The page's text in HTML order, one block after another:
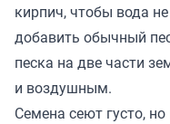
кирпич, чтобы вода
добавить обычный
песка на две части
и воздушным.
Семена сеют густо,